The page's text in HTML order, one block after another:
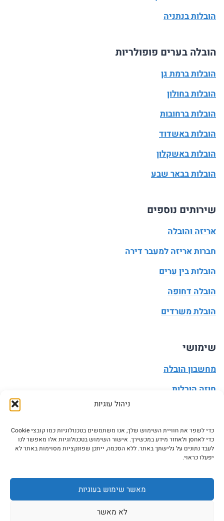
ניהול עוגיות
כדי לשפר את חוויית השימוש שלך, אנו משתמשים בטכנולוגיות כמו קובצי Cookie
כדי לאחסן ולאחזר מידע במכשירך. אישור השימוש בטכנולוגיות אלו מאפשר לנו
לעבד נתונים על גלישתך באתר. ללא הסכמה, ייתכן שפונקציות מסוימות באתר לא
יפעלו כראוי.
מאשר שימוש בעוגיות
לא מאשר
הובלות בנתניה
הובלה בערים פופולריות
הובלות ברמת גן
הובלות בחולון
הובלות ברחובות
הובלות באשדוד
הובלות באשקלון
הובלות בבאר שבע
שירותים נוספים
אריזה והובלה
חברות אריזה למעבר דירה
הובלות בין ערים
הובלה דחופה
הובלת משרדים
שימושי
מחשבון הובלה
חוזה הובלות
הובלה עצמית
עדכון כתובת
© 2026 ASK5 - אסק5 כל הזכויות שמורות. אין להעתיק או
לעשות שימוש בתכני האתר בלי רשות מפורשת בכתב